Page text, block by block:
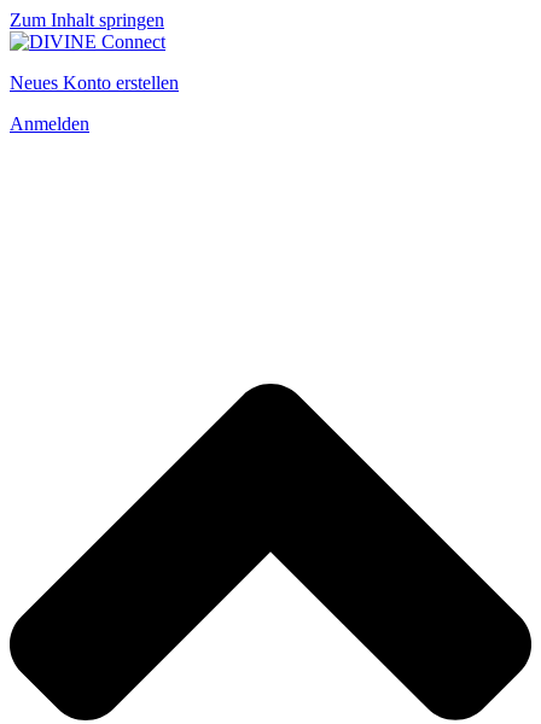
Zum Inhalt springen
Neues Konto erstellen
Anmelden